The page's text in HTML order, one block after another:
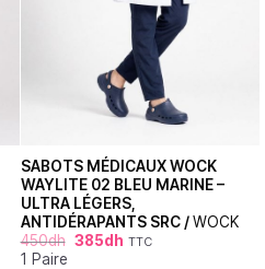
SABOTS MÉDICAUX WOCK
WAYLITE 02 BLEU MARINE –
ULTRA LÉGERS,
ANTIDÉRAPANTS SRC /WOCK
450dh 385dh TTC
1 Paire